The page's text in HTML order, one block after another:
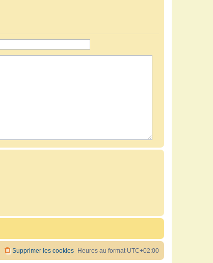
Heures au format UTC+02:00
Supprimer les cookies